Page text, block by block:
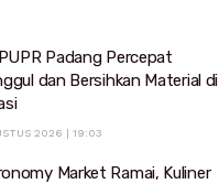
Padang Percepat
dan Bersihkan Material di
2026 | 19:03
Market Ramai, Kuliner